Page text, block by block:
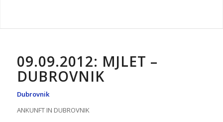
09.09.2012: MJLET –
DUBROVNIK
Dubrovnik
ANKUNFT IN DUBROVNIK